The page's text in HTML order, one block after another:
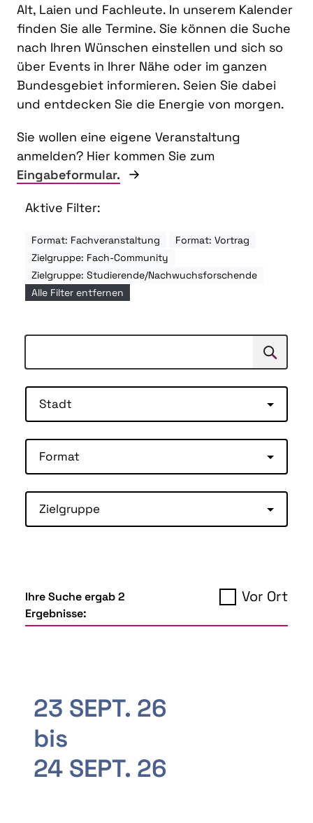
Alt, Laien und Fachleute. In unserem Kalender
finden Sie alle Termine. Sie können die Suche
nach Ihren Wünschen einstellen und sich so
über Events in Ihrer Nähe oder im ganzen
Bundesgebiet informieren. Seien Sie dabei
und entdecken Sie die Energie von morgen.
Sie wollen eine eigene Veranstaltung
anmelden? Hier kommen Sie zum
Eingabeformular.
Aktive Filter:
Format: Fachveranstaltung
Format: Vortrag
Zielgruppe: Fach-Community
Zielgruppe: Studierende/Nachwuchsforschende
Alle Filter entfernen
Suchen
Stadt
Format
Zielgruppe
Ihre Suche ergab 2
Ergebnisse:
Vor Ort
23 SEPT. 26
bis
24 SEPT. 26